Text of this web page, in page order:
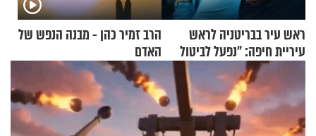
ראש עיר בבריטניה לראש
עיריית חיפה: ״נפעל לביטול
ברית הערים התאומות״
הרב זמיר כהן - מבנה הנפש של
האדם